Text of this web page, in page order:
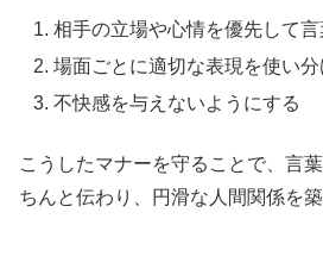
相手の立場や心情を優先して
場面ごとに適切な表現を使い分
不快感を与えないようにする
こうしたマナーを守ることで、言
ちんと伝わり、円滑な人間関係を